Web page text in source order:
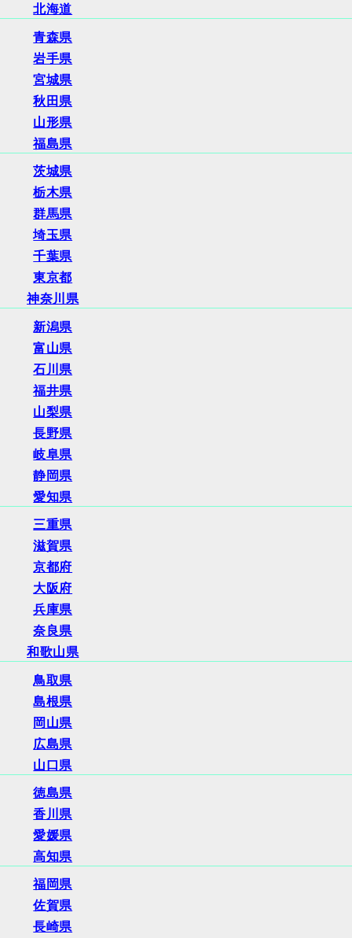
北海道
青森県
岩手県
宮城県
秋田県
山形県
福島県
茨城県
栃木県
群馬県
埼玉県
千葉県
東京都
神奈川県
新潟県
富山県
石川県
福井県
山梨県
長野県
岐阜県
静岡県
愛知県
三重県
滋賀県
京都府
大阪府
兵庫県
奈良県
和歌山県
鳥取県
島根県
岡山県
広島県
山口県
徳島県
香川県
愛媛県
高知県
福岡県
佐賀県
長崎県